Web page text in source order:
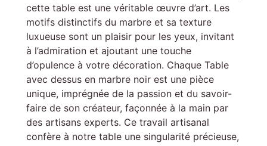
cette table est une véritable œuvre d’art. Les
motifs distinctifs du marbre et sa texture
luxueuse sont un plaisir pour les yeux, invitant
à l’admiration et ajoutant une touche
d’opulence à votre décoration. Chaque Table
avec dessus en marbre noir est une pièce
unique, imprégnée de la passion et du savoir-
faire de son créateur, façonnée à la main par
des artisans experts. Ce travail artisanal
confère à notre table une singularité précieuse,